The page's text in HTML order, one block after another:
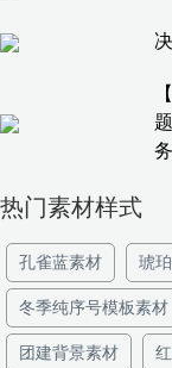
热门素材样式
孔雀蓝素材 琥
冬季纯序号模板素材
团建背景素材